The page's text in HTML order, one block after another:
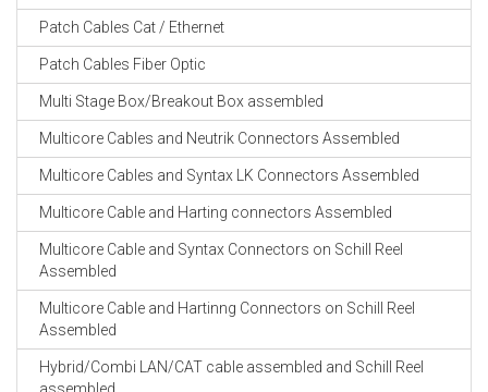
Patch Cables Cat / Ethernet
Patch Cables Fiber Optic
Multi Stage Box/Breakout Box assembled
Multicore Cables and Neutrik Connectors Assembled
Multicore Cables and Syntax LK Connectors Assembled
Multicore Cable and Harting connectors Assembled
Multicore Cable and Syntax Connectors on Schill Reel
Assembled
Multicore Cable and Hartinng Connectors on Schill Reel
Assembled
Hybrid/Combi LAN/CAT cable assembled and Schill Reel